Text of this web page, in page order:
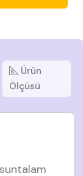
Ürün
Ölçüsü